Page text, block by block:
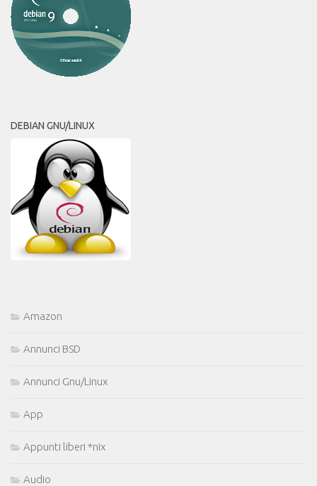
DEBIAN GNU/LINUX
Amazon
Annunci BSD
Annunci Gnu/Linux
App
Appunti liberi *nix
Audio